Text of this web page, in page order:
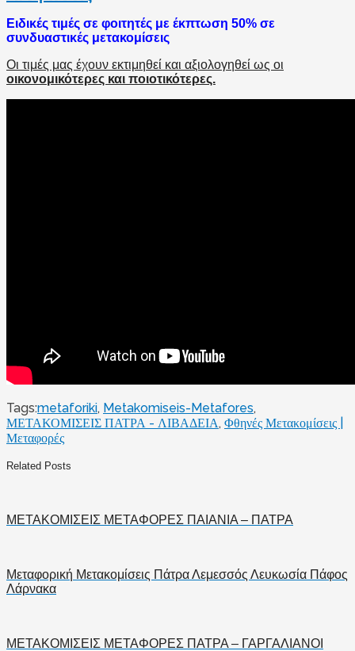
Ειδικές τιμές σε φοιτητές με έκπτωση 50% σε
συνδυαστικές μετακομίσεις
Οι τιμές μας έχουν εκτιμηθεί και αξιολογηθεί ως οι
οικονομικότερες και ποιοτικότερες.
Tags:metaforiki, Metakomiseis-Metafores,
ΜΕΤΑΚΟΜΙΣΕΙΣ ΠΑΤΡΑ - ΛΙΒΑΔΕΙΑ, Φθηνές Μετακομίσεις |
Μεταφορές
Related Posts
ΜΕΤΑΚΟΜΙΣΕΙΣ ΜΕΤΑΦΟΡΕΣ ΠΑΙΑΝΙΑ – ΠΑΤΡΑ
Μεταφορική Μετακομίσεις Πάτρα Λεμεσσός Λευκωσία Πάφος
Λάρνακα
ΜΕΤΑΚΟΜΙΣΕΙΣ ΜΕΤΑΦΟΡΕΣ ΠΑΤΡΑ – ΓΑΡΓΑΛΙΑΝΟΙ